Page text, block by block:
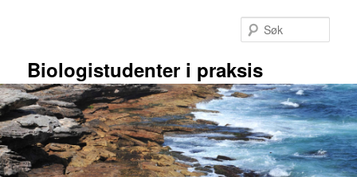
Biologistudenter i praksis